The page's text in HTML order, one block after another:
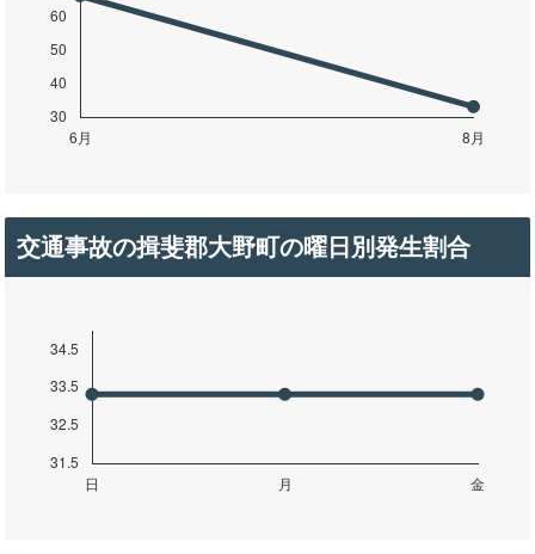
交通事故の揖斐郡大野町の曜日別発生割合